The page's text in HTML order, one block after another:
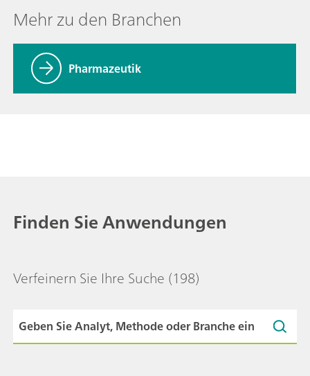
Mehr zu den Branchen
Pharmazeutik
Finden Sie Anwendungen
Verfeinern Sie Ihre Suche (198)